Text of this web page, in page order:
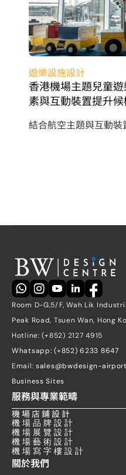
遊樂設施設計
香港機場主題兒童
素與互動裝置提升
結合航空主題與互動裝
Room D-G,5/F, Wah Lik
Peak Road, Tsuen Wan, Hong
Hotline: (+852) 2127 4915
Whatsapp: (+852) 6233 8647
Email: sales@bwdesign-
Business Sites
服務與專業範疇
機 場 店 鋪 設 計
機 場 品 牌 設 計
機 場 展 覽 設 計
機 場 藝 術 設 計
機 場 寫 字 樓 設 計
關於我們